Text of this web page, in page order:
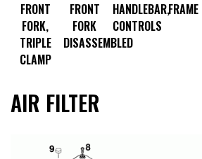
FRONT
FORK,
TRIPLE
CLAMP
FRONT
FORK
DISASSEMBLED
HANDLEBAR,
CONTROLS
FRAME
AIR FILTER